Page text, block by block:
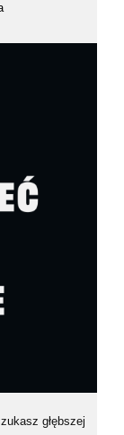
głębszej